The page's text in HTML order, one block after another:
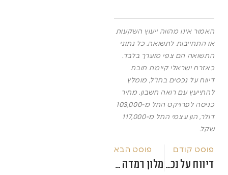
האמור אינו מהווה ייעוץ השקעות
או התחייבות לתשואה. כל נתוני
התשואה הם צפי מוערך בלבד.
כאזרח ישראלי קיימת חובת
דיווח על נכסים בחו"ל, מומלץ
להתייעץ עם רואה חשבון. מחיר
כניסה לפרויקט החל מ-103,000
דולר, הון עצמי החל מ-117,000
שקל.
פוסט קודם
דיווח על נכס בחו"ל למס הכנסה, מה משקיע ישראלי חייב לדעת
פוסט הבא
מלון רמדה בטומי, סקירת הפרויקט שמושך משקיעים ישראלים